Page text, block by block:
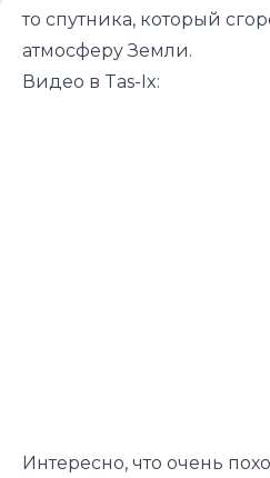
то спутника, который
атмосферу Земли.
Видео в Tas-Ix:
Интересно, что очень